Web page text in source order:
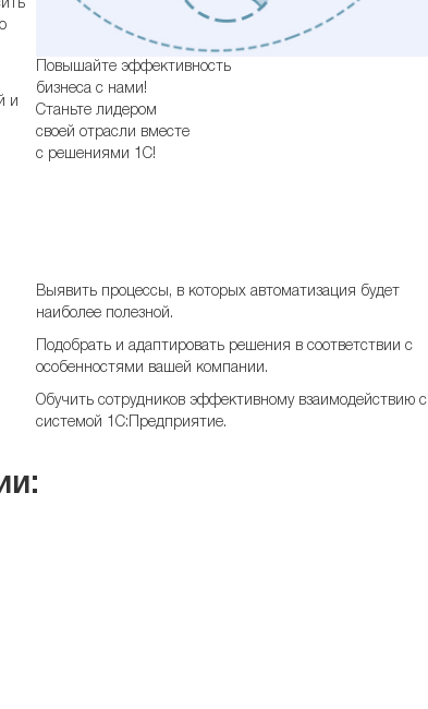
и
Повышайте эффективность
бизнеса с нами!
Станьте лидером
своей отрасли вместе
с решениями 1С!
Выявить процессы, в которых автоматизация будет
наиболее полезной.
Подобрать и адаптировать решения в соответствии с
особенностями вашей компании.
Обучить сотрудников эффективному взаимодействию с
системой 1С:Предприятие.